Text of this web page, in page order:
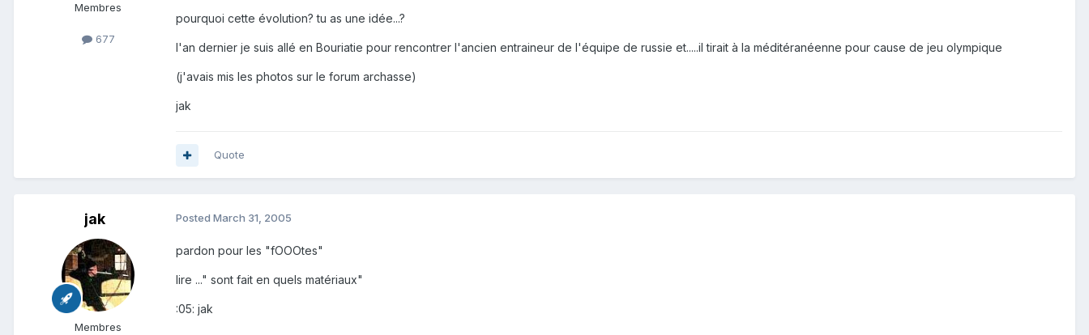
Membres
677
pourquoi cette évolution? tu as une idée...?
l'an dernier je suis allé en Bouriatie pour rencontrer l'ancien entraineur de l'équipe de russie et.....il tirait à la méditéranéenne pour cause de jeu olympique
(j'avais mis les photos sur le forum archasse)
jak
Quote
jak
Membres
Posted March 31, 2005
pardon pour les "fOOOtes"
lire ..." sont fait en quels matériaux"
:05: jak